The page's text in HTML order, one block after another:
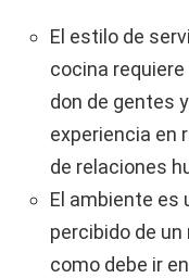
El estilo de
cocina
don de gentes
experiencia en
de relaciones
El ambiente es
percibido de
como debe ir